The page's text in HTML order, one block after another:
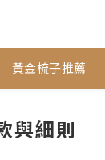
黃金梳子推薦
與細則